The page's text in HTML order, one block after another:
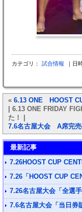
カテゴリ： 試合情報 ｜日
« 6.13 ONE HOOST
| 6.13 ONE FRIDAY
た！ |
7.6名古屋大会 A席完売
最新記事
7.26HOOST CUP
7.26「HOOST CUP
7.26名古屋大会「全選手
7.6名古屋大会「当日券